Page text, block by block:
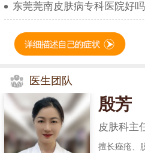
东莞莞南皮肤病专科医院好
医生团队
殷芳
皮肤科主
擅长痤疮、